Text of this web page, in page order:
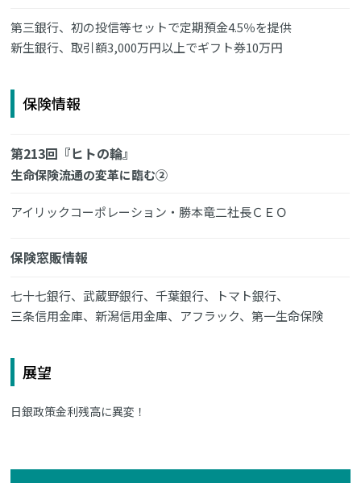
第三銀行、初の投信等セットで定期預金4.5％を提供
新生銀行、取引額3,000万円以上でギフト券10万円
保険情報
第213回『ヒトの輪』
生命保険流通の変革に臨む②
アイリックコーポレーション・勝本竜二社長ＣＥＯ
保険窓販情報
七十七銀行、武蔵野銀行、千葉銀行、トマト銀行、
三条信用金庫、新潟信用金庫、アフラック、第一生命保険
展望
日銀政策金利残高に異変！